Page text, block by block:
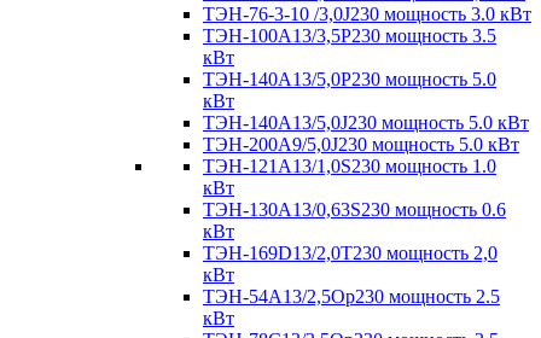
ТЭН-76-3-10 /3,0J230 мощность 3.0 кВт
ТЭН-100А13/3,5Р230 мощность 3.5
кВт
ТЭН-140А13/5,0Р230 мощность 5.0
кВт
ТЭН-140А13/5,0J230 мощность 5.0 кВт
ТЭН-200А9/5,0J230 мощность 5.0 кВт
ТЭН-121А13/1,0S230 мощность 1.0
кВт
ТЭН-130А13/0,63S230 мощность 0.6
кВт
ТЭН-169D13/2,0T230 мощность 2,0
кВт
ТЭН-54А13/2,5Ор230 мощность 2.5
кВт